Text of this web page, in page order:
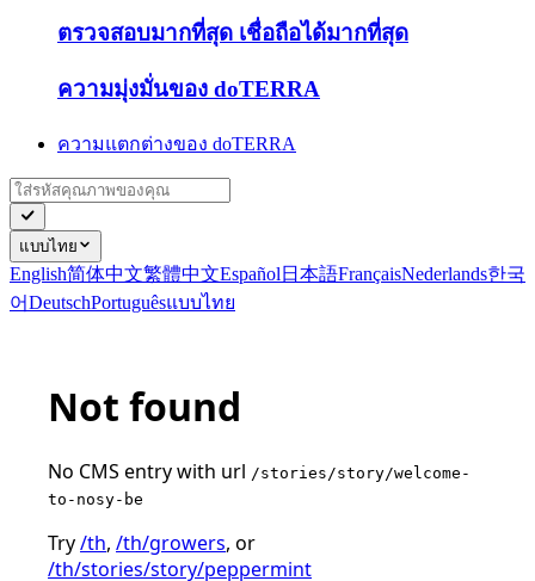
ตรวจสอบมากที่สุด เชื่อถือได้มากที่สุด
ความมุ่งมั่นของ doTERRA
ความแตกต่างของ doTERRA
แบบไทย
English简体中文繁體中文Español 日本語FrançaisNederlands한국
어DeutschPortuguêsแบบไทย
Not found
No CMS entry with url /stories/story/welcome-
to-nosy-be
Try/th, /th/growers, or
/th/stories/story/peppermint